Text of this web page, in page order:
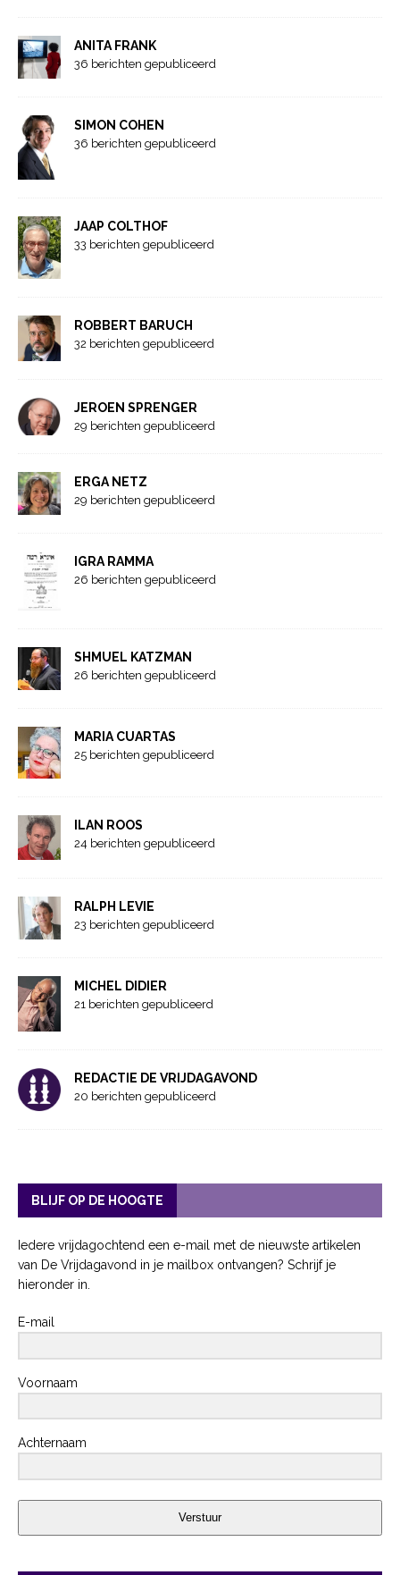
ANITA FRANK
36 berichten gepubliceerd
SIMON COHEN
36 berichten gepubliceerd
JAAP COLTHOF
33 berichten gepubliceerd
ROBBERT BARUCH
32 berichten gepubliceerd
JEROEN SPRENGER
29 berichten gepubliceerd
ERGA NETZ
29 berichten gepubliceerd
IGRA RAMMA
26 berichten gepubliceerd
SHMUEL KATZMAN
26 berichten gepubliceerd
MARIA CUARTAS
25 berichten gepubliceerd
ILAN ROOS
24 berichten gepubliceerd
RALPH LEVIE
23 berichten gepubliceerd
MICHEL DIDIER
21 berichten gepubliceerd
REDACTIE DE VRIJDAGAVOND
20 berichten gepubliceerd
BLIJF OP DE HOOGTE
Iedere vrijdagochtend een e-mail met de nieuwste artikelen
van De Vrijdagavond in je mailbox ontvangen? Schrijf je
hieronder in.
E-mail
Voornaam
Achternaam
Verstuur